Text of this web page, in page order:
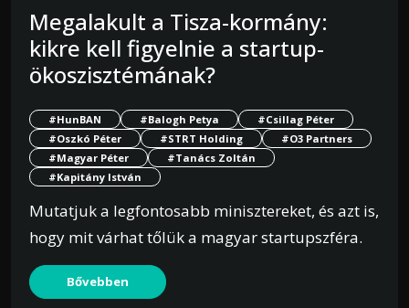
Megalakult a Tisza-kormány:
kikre kell figyelnie a startup-
ökoszisztémának?
#HunBAN #Balogh Petya
#Csillag Péter
#Oszkó Péter
#STRT Holding
#O3 Partners
#Magyar Péter
#Tanács Zoltán
#Kapitány István
Mutatjuk a legfontosabb minisztereket, és azt is,
hogy mit várhat tőlük a magyar startupszféra.
Bővebben